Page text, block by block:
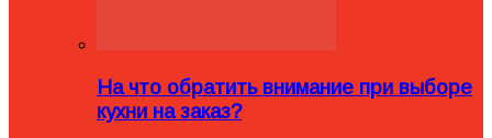
На что обратить внимание при выборе
кухни на заказ?